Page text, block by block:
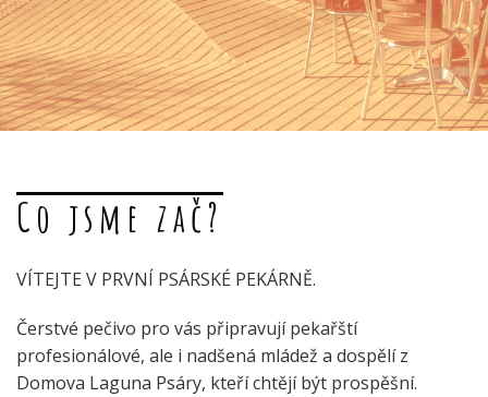
Co jsme zač?
VÍTEJTE V PRVNÍ PSÁRSKÉ PEKÁRNĚ.
Čerstvé pečivo pro vás připravují pekařští
profesionálové, ale i nadšená mládež a dospělí z
Domova Laguna Psáry, kteří chtějí být prospěšní.